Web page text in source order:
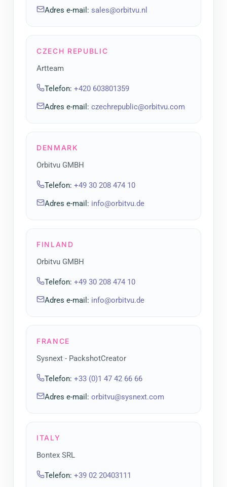
Adres e-mail : sales@orbitvu.nl
CZECH REPUBLIC
Artteam
Telefon: +420 603801359
Adres e-mail : czechrepublic@orbitvu.com
DENMARK
Orbitvu GMBH
Telefon: +49 30 208 474 10
Adres e-mail : info@orbitvu.de
FINLAND
Orbitvu GMBH
Telefon: +49 30 208 474 10
Adres e-mail : info@orbitvu.de
FRANCE
Sysnext - PackshotCreator
Telefon: +33 (0)1 47 42 66 66
Adres e-mail : orbitvu@sysnext.com
ITALY
Bontex SRL
Telefon: +39 02 20403111